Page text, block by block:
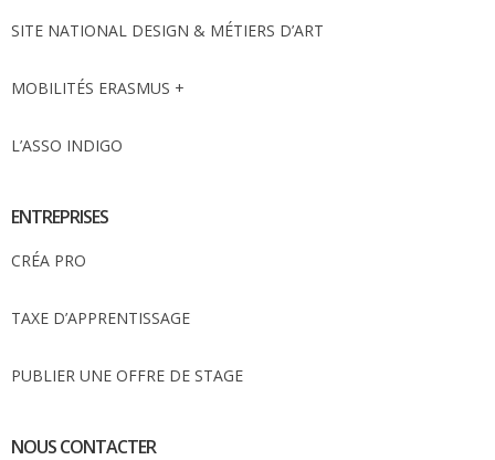
SITE NATIONAL DESIGN & MÉTIERS D’ART
MOBILITÉS ERASMUS +
L’ASSO INDIGO
ENTREPRISES
CRÉA PRO
TAXE D’APPRENTISSAGE
PUBLIER UNE OFFRE DE STAGE
NOUS CONTACTER